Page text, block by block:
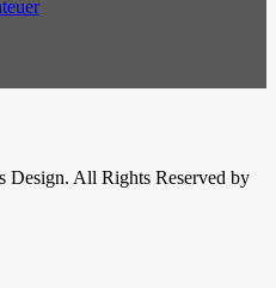
Design. All Rights Reserved by